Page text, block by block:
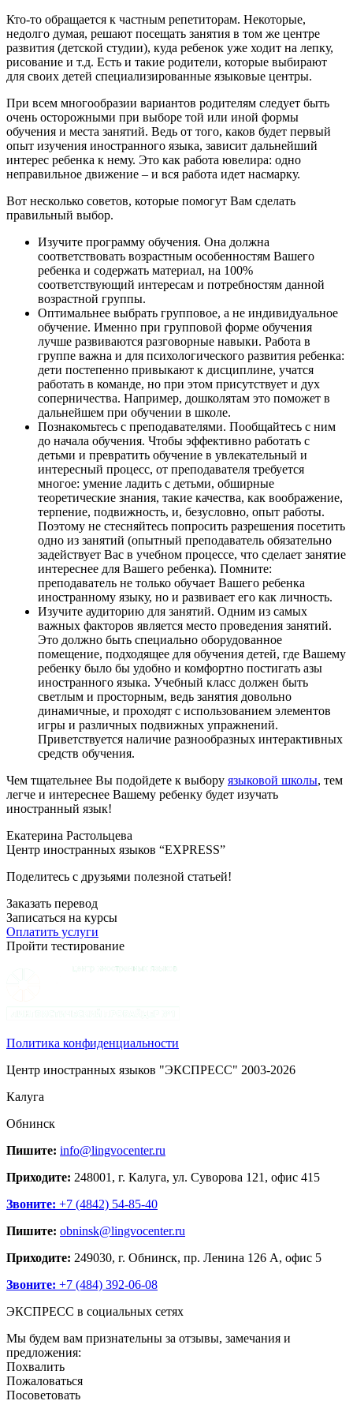
Кто-то обращается к частным репетиторам. Некоторые,
недолго думая, решают посещать занятия в том же центре
развития (детской студии), куда ребенок уже ходит на лепку,
рисование и т.д. Есть и такие родители, которые выбирают
для своих детей специализированные языковые центры.
При всем многообразии вариантов родителям следует быть
очень осторожными при выборе той или иной формы
обучения и места занятий. Ведь от того, каков будет первый
опыт изучения иностранного языка, зависит дальнейший
интерес ребенка к нему. Это как работа ювелира: одно
неправильное движение – и вся работа идет насмарку.
Вот несколько советов, которые помогут Вам сделать
правильный выбор.
Изучите программу обучения. Она должна
соответствовать возрастным особенностям Вашего
ребенка и содержать материал, на 100%
соответствующий интересам и потребностям данной
возрастной группы.
Оптимальнее выбрать групповое, а не индивидуальное
обучение. Именно при групповой форме обучения
лучше развиваются разговорные навыки. Работа в
группе важна и для психологического развития ребенка:
дети постепенно привыкают к дисциплине, учатся
работать в команде, но при этом присутствует и дух
соперничества. Например, дошколятам это поможет в
дальнейшем при обучении в школе.
Познакомьтесь с преподавателями. Пообщайтесь с ним
до начала обучения. Чтобы эффективно работать с
детьми и превратить обучение в увлекательный и
интересный процесс, от преподавателя требуется
многое: умение ладить с детьми, обширные
теоретические знания, такие качества, как воображение,
терпение, подвижность, и, безусловно, опыт работы.
Поэтому не стесняйтесь попросить разрешения посетить
одно из занятий (опытный преподаватель обязательно
задействует Вас в учебном процессе, что сделает занятие
интереснее для Вашего ребенка). Помните:
преподаватель не только обучает Вашего ребенка
иностранному языку, но и развивает его как личность.
Изучите аудиторию для занятий. Одним из самых
важных факторов является место проведения занятий.
Это должно быть специально оборудованное
помещение, подходящее для обучения детей, где Вашему
ребенку было бы удобно и комфортно постигать азы
иностранного языка. Учебный класс должен быть
светлым и просторным, ведь занятия довольно
динамичные, и проходят с использованием элементов
игры и различных подвижных упражнений.
Приветствуется наличие разнообразных интерактивных
средств обучения.
Чем тщательнее Вы подойдете к выбору языковой школы, тем
легче и интереснее Вашему ребенку будет изучать
иностранный язык!
Екатерина Растольцева
Центр иностранных языков “EXPRESS”
Поделитесь с друзьями полезной статьей!
Заказать перевод
Записаться на курсы
Оплатить услуги
Пройти тестирование
Политика конфиденциальности
Центр иностранных языков "ЭКСПРЕСС" 2003-2026
Калуга
Обнинск
Пишите: info@lingvocenter.ru
Приходите: 248001, г. Калуга, ул. Суворова 121, офис 415
Звоните: +7 (4842) 54-85-40
Пишите: obninsk@lingvocenter.ru
Приходите: 249030, г. Обнинск, пр. Ленина 126 А, офис 5
Звоните: +7 (484) 392-06-08
ЭКСПРЕСС в социальных сетях
Мы будем вам признательны за отзывы, замечания и
предложения:
Похвалить
Пожаловаться
Посоветовать